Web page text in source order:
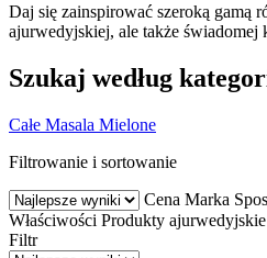
Daj się zainspirować szeroką gamą
ajurwedyjskiej, ale także świadomej
Szukaj według
Całe Masala Mielone
Filtrowanie i sortowanie
Cena Marka
Właściwości Produkty ajurwedyjskie
Filtr